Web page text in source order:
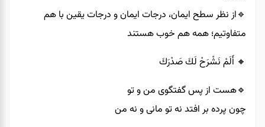
🔹️از نظر سطح ایمان، درجات ایمان و درجات یقین با هم
متفاوتیم؛ همه هم خوب هستند
🔸️ أَلَمْ نَشْرَحْ لَكَ صَدْرَكَ
🔹️هست از پس گفتگوی من و تو
چون پرده بر افتد نه تو مانی و نه من